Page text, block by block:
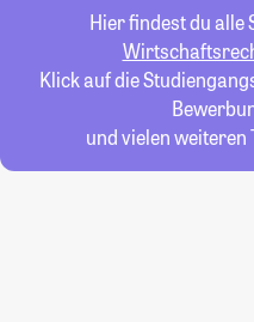
Hier findest du alle
Klick auf die
und vielen